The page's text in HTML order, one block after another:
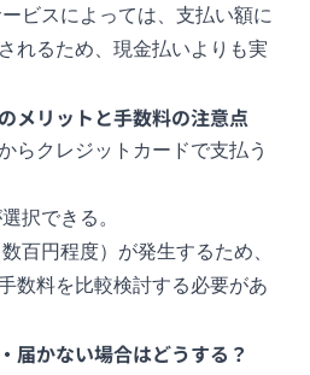
ビスによっては、支払い額に
れるため、現金払いよりも実
メリットと手数料の注意点
らクレジットカードで支払う
択できる。
百円程度）が発生するため、
数料を比較検討する必要があ
届かない場合はどうする？